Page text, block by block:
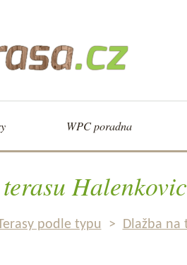
WPC poradna
podle typu >
Dlažba na